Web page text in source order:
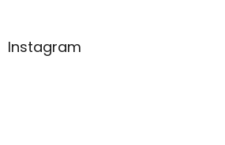
Instagram